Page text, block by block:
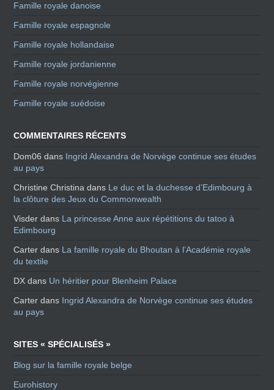
Famille royale danoise
Famille royale espagnole
Famille royale hollandaise
Famille royale jordanienne
Famille royale norvégienne
Famille royale suédoise
COMMENTAIRES RÉCENTS
Dom06 dans Ingrid Alexandra de Norvège continue ses études
au pays
Christine Christina dans Le duc et la duchesse d’Edimbourg à
la clôture des Jeux du Commonwealth
Visder dans La princesse Anne aux répétitions du tatoo à
Edimbourg
Carter dans La famille royale du Bhoutan à l’Académie royale
du textile
DX dans Un héritier pour Blenheim Palace
Carter dans Ingrid Alexandra de Norvège continue ses études
au pays
SITES « SPÉCIALISÉS »
Blog sur la famille royale belge
Eurohistory